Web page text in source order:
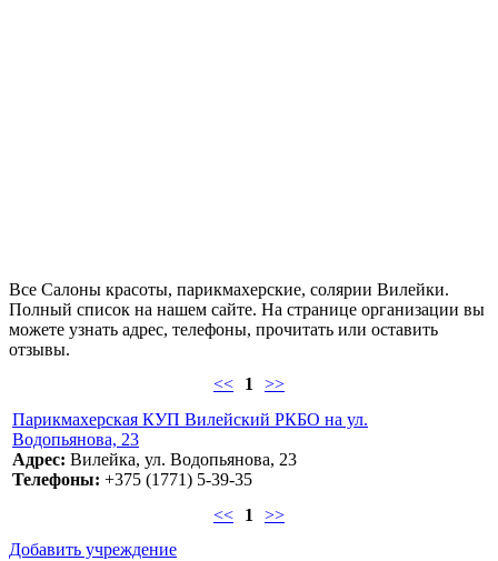
Все Салоны красоты, парикмахерские, солярии Вилейки.
Полный список на нашем сайте. На странице организации вы
можете узнать адрес, телефоны, прочитать или оставить
отзывы.
<<
1 >>
Парикмахерская КУП Вилейский РКБО на ул.
Водопьянова, 23
Адрес: Вилейка, ул. Водопьянова, 23
Телефоны: +375 (1771) 5-39-35
<<
1 >>
Добавить учреждение